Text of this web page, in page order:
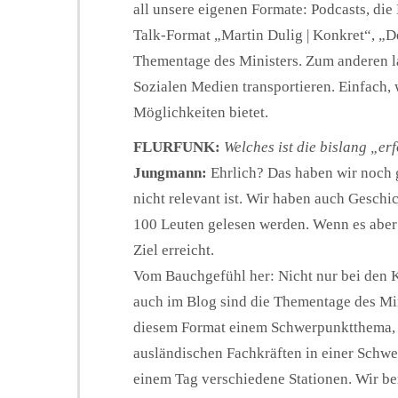
all unsere eigenen Formate: Podcasts,
Talk-Format „Martin Dulig | Konkret“,
Thementage des Ministers. Zum
Sozialen Medien transportieren.
Möglichkeiten bietet.
FLURFUNK: Welches ist die bislang
Jungmann: Ehrlich? Das haben wir
nicht relevant ist. Wir haben auch
100 Leuten gelesen werden. Wenn es
Ziel erreicht.
Vom Bauchgefühl her: Nicht nur bei den
auch im Blog sind die Thementage des
diesem Format einem
ausländischen Fachkräften in einer
einem Tag verschiedene Stationen. Wir